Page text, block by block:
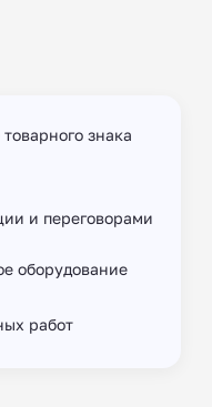
знака
и переговорами
оборудование
работ